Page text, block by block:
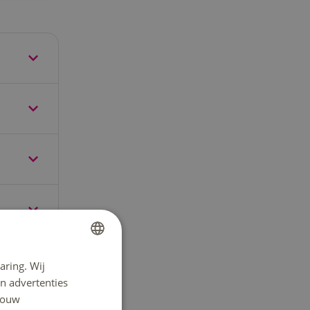
je
ENGLISH
Wij
advertenties